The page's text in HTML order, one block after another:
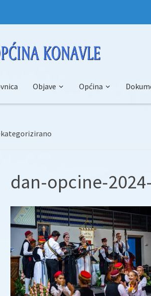
Objave Općina
dan-opcine-